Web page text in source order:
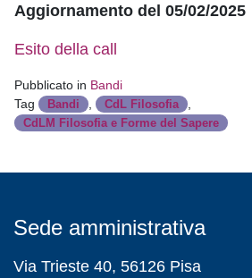
Aggiornamento del 05/02/2025
Esito della call
Pubblicato in Bandi
Tag
Bandi CdL Filosofia
CdLM Filosofia e Forme del Sapere
Sede amministrativa
Via Trieste 40, 56126 Pisa